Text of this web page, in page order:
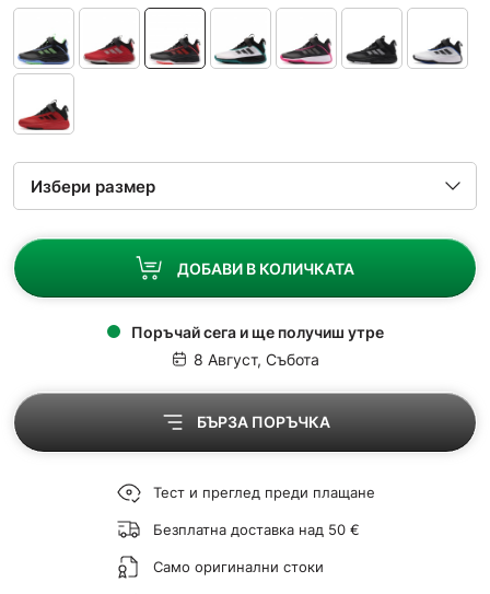
ДОБАВИ В КОЛИЧКАТА
Поръчай сега и ще получиш утре
8 Август, Събота
БЪРЗА ПОРЪЧКА
Тест и преглед преди плащане
Безплатна доставка над 50 €
Само оригинални стоки